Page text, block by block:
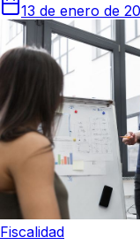
13 de enero de
Fiscalidad